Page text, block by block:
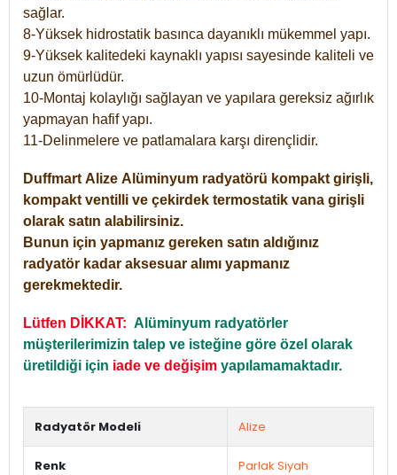
sağlar.
8-Yüksek hidrostatik basınca dayanıklı mükemmel yapı.
9-Yüksek kalitedeki kaynaklı yapısı sayesinde kaliteli ve
uzun ömürlüdür.
10-Montaj kolaylığı sağlayan ve yapılara gereksiz ağırlık
yapmayan hafif yapı.
11-Delinmelere ve patlamalara karşı dirençlidir.
Duffmart Alize Alüminyum radyatörü kompakt girişli,
kompakt ventilli ve çekirdek termostatik vana girişli
olarak satın alabilirsiniz.
Bunun için yapmanız gereken satın aldığınız
radyatör kadar aksesuar alımı yapmanız
gerekmektedir.
Lütfen DİKKAT: Alüminyum radyatörler
müşterilerimizin talep ve isteğine göre özel olarak
üretildiği için iade ve değişim yapılamamaktadır.
Radyatör Modeli Alize
Renk Parlak Siyah